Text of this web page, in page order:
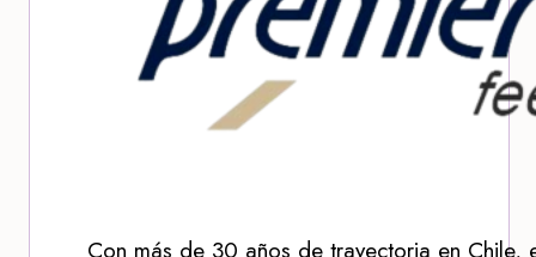
Con más de 30 años de trayectoria en Chile,